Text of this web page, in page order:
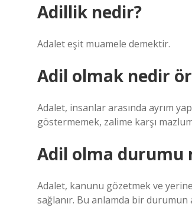
Adillik nedir?
Adalet eşit muamele demektir.
Adil olmak nedir
Adalet, insanlar arasında ayrım
göstermemek, zalime karşı
Adil olma durumu
Adalet, kanunu gözetmek ve
sağlanır. Bu anlamda bir durumun